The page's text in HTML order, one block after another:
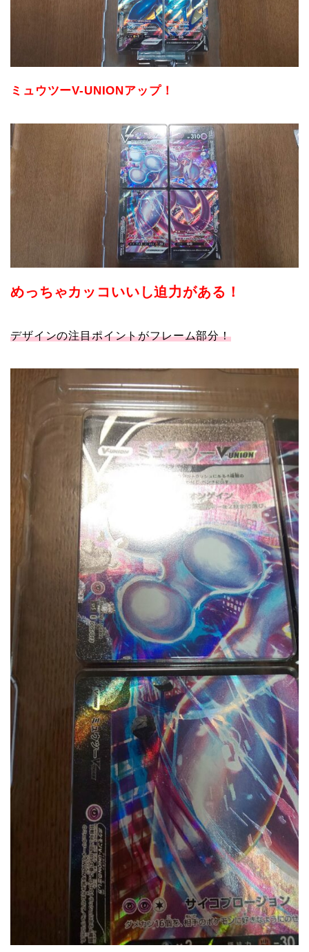
ミュウツーV-UNIONアップ！
めっちゃカッコいいし迫力がある！
デザインの注目ポイントがフレーム部分！